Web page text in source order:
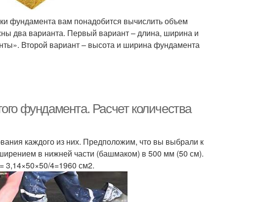
фундамента вам понадобится вычислить объем
два варианта. Первый вариант – длина, ширина и
Второй вариант – высота и ширина фундамента
фундамента. Расчет количества
каждого из них. Предположим, что вы выбрали к
в нижней части (башмаком) в 500 мм (50 см).
3,14×50×50/4=1960 см2.